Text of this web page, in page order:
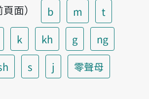
面） b m
t
k kh g
ng
s j
零聲母